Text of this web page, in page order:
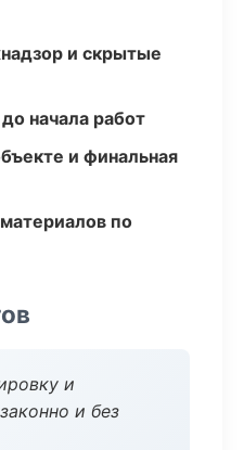
и скрытые
начала работ
и финальная
по
и
и без